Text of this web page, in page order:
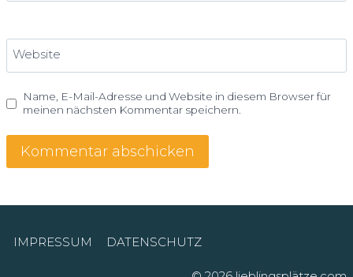
Website
Name, E-Mail-Adresse und Website in diesem Browser für
meinen nächsten Kommentar speichern.
IMPRESSUM DATENSCHUTZ